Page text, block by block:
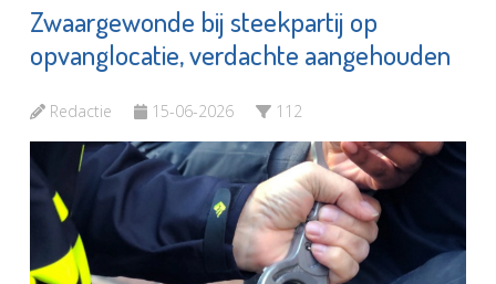
Zwaargewonde bij steekpartij op
opvanglocatie, verdachte aangehouden
Redactie 15-06-2026 112